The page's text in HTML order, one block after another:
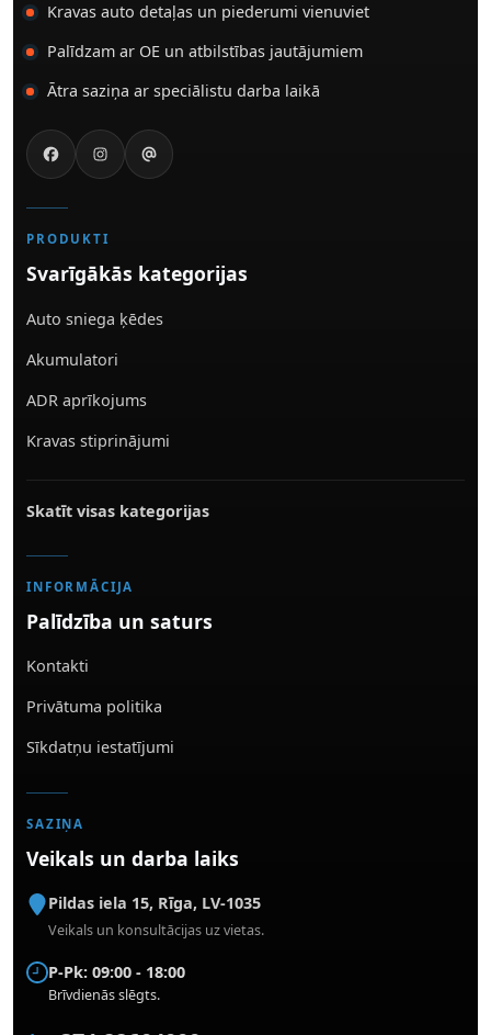
Kravas auto detaļas un piederumi vienuviet
Palīdzam ar OE un atbilstības jautājumiem
Ātra saziņa ar speciālistu darba laikā
PRODUKTI
Svarīgākās kategorijas
Auto sniega ķēdes
Akumulatori
ADR aprīkojums
Kravas stiprinājumi
Skatīt visas kategorijas
INFORMĀCIJA
Palīdzība un saturs
Kontakti
Privātuma politika
Sīkdatņu iestatījumi
SAZIŅA
Veikals un darba laiks
Pildas iela 15, Rīga, LV-1035
Veikals un konsultācijas uz vietas.
P-Pk: 09:00 - 18:00
Brīvdienās slēgts.